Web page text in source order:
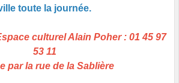
toute la journée.
culturel Alain Poher : 01 45 97
53 11
par la rue de la Sablière